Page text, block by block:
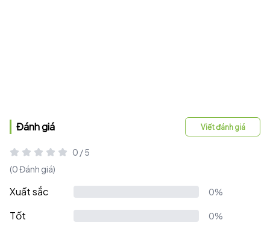
Đánh giá Viết đánh giá
0 / 5
(0 Đánh giá)
Xuất sắc 0%
Tốt 0%